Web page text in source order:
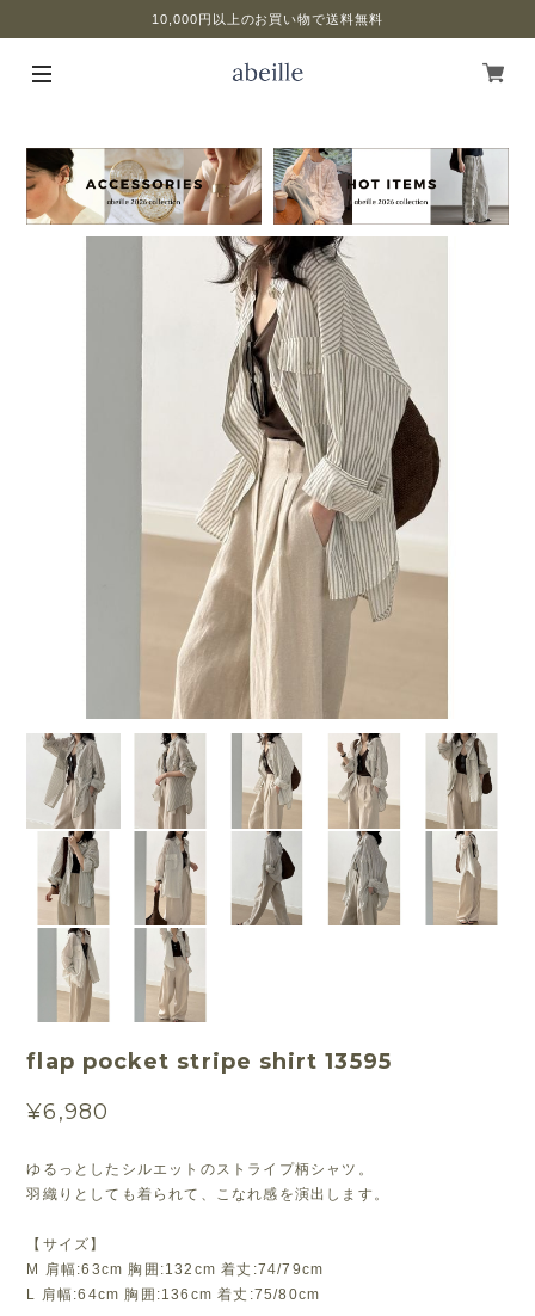
10,000円以上のお買い物で送料無料
flap pocket stripe shirt 13595
¥6,980
ゆるっとしたシルエットのストライプ柄シャツ。
羽織りとしても着られて、こなれ感を演出します。
【サイズ】
M 肩幅:63cm 胸囲:132cm 着丈:74/79cm
L 肩幅:64cm 胸囲:136cm 着丈:75/80cm